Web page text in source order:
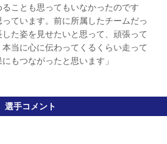
ことも思ってもいなかったのです
ています。前に所属したチームだっ
た姿を見せたいと思って、頑張って
当に心に伝わってくるくらい走って
もつながったと思います」
選手コメント